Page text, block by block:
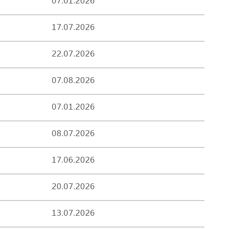
17.07.2026
22.07.2026
07.08.2026
07.01.2026
08.07.2026
17.06.2026
20.07.2026
13.07.2026